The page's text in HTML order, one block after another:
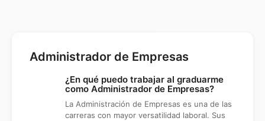
Administrador de Empresas
¿En qué puedo trabajar al graduarme
como Administrador de Empresas?
La Administración de Empresas es una de las
carreras con mayor versatilidad laboral. Sus